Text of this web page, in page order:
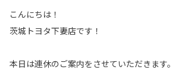
こんにちは！
茨城トヨタ下妻店です！
本日は連休のご案内をさせていただきます。